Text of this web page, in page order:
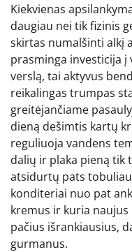
Kiekvienas
daugiau nei tik fizinis
skirtas numalšinti alkį
prasminga investicija
verslą, tai aktyvus
reikalingas trumpas
greitėjančiame
dieną dešimtis kartų
reguliuoja vandens
dalių ir plaka pieną tik
atsidurtų pats
konditeriai nuo pat
kremus ir kuria
pačius išrankiausius,
gurmanus.